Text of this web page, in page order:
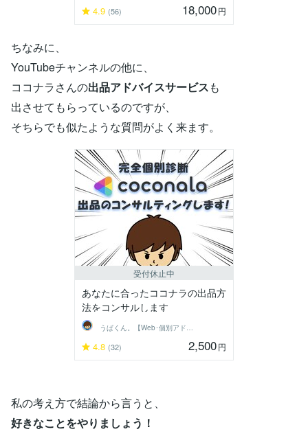
4.9 (56) 18,000円
ちなみに、
YouTubeチャンネルの他に、
ココナラさんの出品アドバイスサービスも
出させてもらっているのですが、
そちらでも似たような質問がよく来ます。
受付休止中
あなたに合ったココナラの出品方
法をコンサルします
うぱくん。【Web･個別アドバイス系】
4.8 (32) 2,500円
私の考え方で結論から言うと、
好きなことをやりましょう！